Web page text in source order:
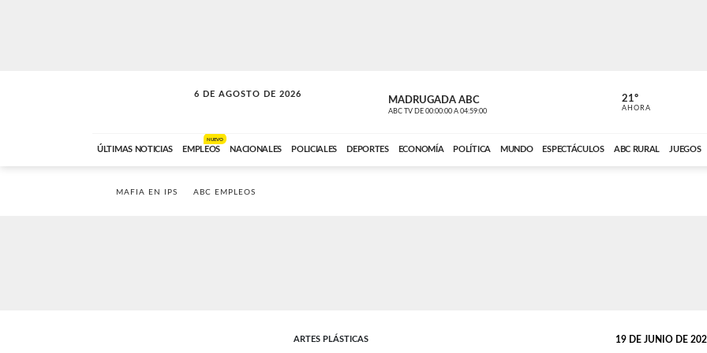
6 DE AGOSTO DE 2026
SOLO MÚSICA MADRUGADA ABC
ABC TV DE 00:00:00 A 04:59:00 ABC CARDINAL
21º
AHORA
ÚLTIMAS NOTICIAS EMPLEOS
NUEVO
NACIONALES POLICIALES DEPORTES ECONOMÍA POLÍTICA MUNDO ESPECTÁCULOS ABC RURAL JUEGOS
MAFIA EN IPS ABC EMPLEOS
ARTES PLÁSTICAS 19 DE JUNIO DE